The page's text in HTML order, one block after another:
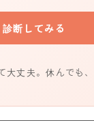
診断してみる
大丈夫。休んでも